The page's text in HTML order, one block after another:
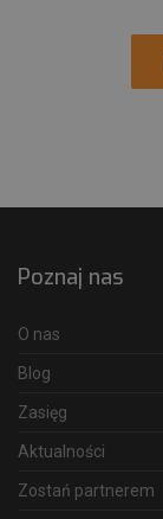
Poznaj nas
O nas
Blog
Zasięg
Aktualności
Zostań partnerem